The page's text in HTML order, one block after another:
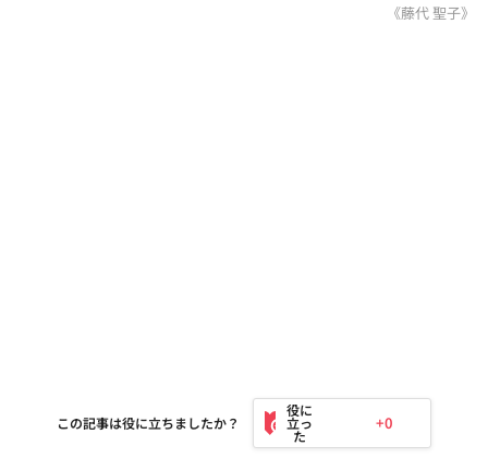
《藤代 聖子》
この記事は役に立ちましたか？ +0